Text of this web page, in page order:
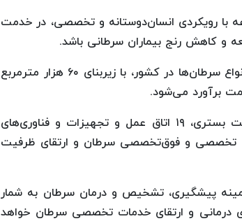
با رویکردی انسان‌دوستانه و تخصصی، در خدمت
و کاهش رنج بیماران سرطانی باشد.
این مرکز به عنوان قطب علمی پیشگیری، تشخیص و درمان انواع سرطان‌ها در کشور، با زیربنای ۶۰ هزار مترمربع
بیمارستان جدید انستیتو کانسر ایران با برخورداری از ۶۱۰ تخت بستری، ۱۹ اتاق عمل و تجهیزات و فناوری‌های
و فوق‌تخصصی سرطان و ارتقای ظرفیت
پیشگیری، تشخیص و درمان سرطان به شمار
درمانی و ارتقای خدمات تخصصی سرطان خواهد